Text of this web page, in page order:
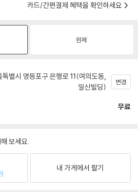
카드/간편결제 혜택을 확인하세요
원제
특별시 영등포구 은행로 11(여의도동,
일신빌딩)
변경
무료
보세요.
내 가게에서 팔기